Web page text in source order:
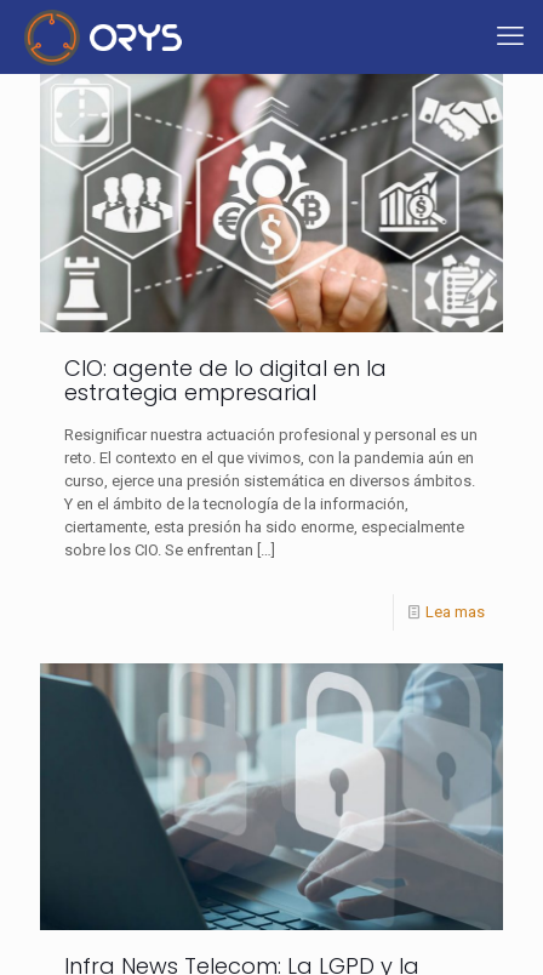
CIO: agente de lo digital en la
estrategia empresarial
Resignificar nuestra actuación profesional y personal es un
reto. El contexto en el que vivimos, con la pandemia aún en
curso, ejerce una presión sistemática en diversos ámbitos.
Y en el ámbito de la tecnología de la información,
ciertamente, esta presión ha sido enorme, especialmente
sobre los CIO. Se enfrentan […]
Lea mas
Infra News Telecom: La LGPD y la